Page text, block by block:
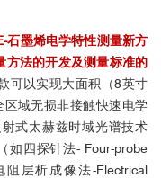
石墨烯电学特性测量新方
方法的开发及测量标准的
可以实现大面积（8英寸
域无损非接触快速电学
式太赫兹时域光谱技术
如四探针法- Four-probe
阻层析成像法-Electrical